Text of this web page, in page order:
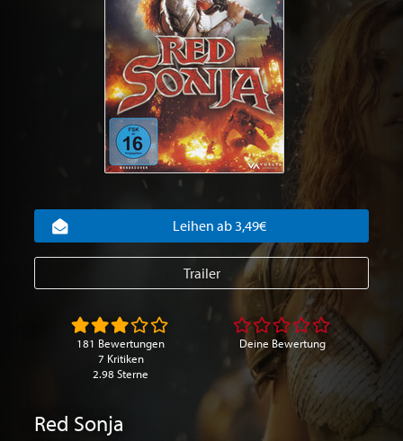
Red Sonja
Leihen ab 3,49€
Trailer
181 Bewertungen
7 Kritiken
2.98 Sterne
Deine Bewertung